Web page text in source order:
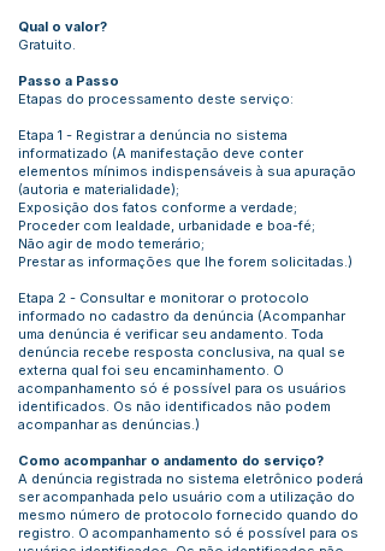
Qual o valor?
Gratuito.
Passo a Passo
Etapas do processamento deste serviço:
Etapa 1 - Registrar a denúncia no sistema
informatizado (A manifestação deve conter
elementos mínimos indispensáveis à sua apuração
(autoria e materialidade);
Exposição dos fatos conforme a verdade;
Proceder com lealdade, urbanidade e boa-fé;
Não agir de modo temerário;
Prestar as informações que lhe forem solicitadas.)
Etapa 2 - Consultar e monitorar o protocolo
informado no cadastro da denúncia (Acompanhar
uma denúncia é verificar seu andamento. Toda
denúncia recebe resposta conclusiva, na qual se
externa qual foi seu encaminhamento. O
acompanhamento só é possível para os usuários
identificados. Os não identificados não podem
acompanhar as denúncias.)
Como acompanhar o andamento do serviço?
A denúncia registrada no sistema eletrônico poderá
ser acompanhada pelo usuário com a utilização do
mesmo número de protocolo fornecido quando do
registro. O acompanhamento só é possível para os